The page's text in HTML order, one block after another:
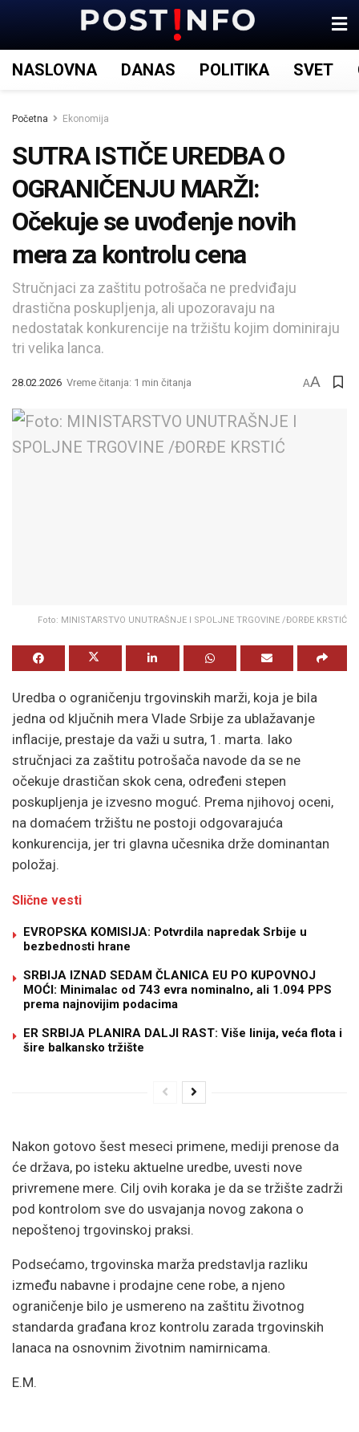
NASLOVNA DANAS POLITIKA SVET
Početna Ekonomija
SUTRA ISTIČE UREDBA O
OGRANIČENJU MARŽI:
Očekuje se uvođenje novih
mera za kontrolu cena
Stručnjaci za zaštitu potrošača ne predviđaju
drastična poskupljenja, ali upozoravaju na
nedostatak konkurencije na tržištu kojim dominiraju
tri velika lanca.
28.02.2026 Vreme čitanja: 1 min čitanja AA
Foto: MINISTARSTVO UNUTRAŠNJE I SPOLJNE TRGOVINE /ĐORĐE KRSTIĆ
Uredba o ograničenju trgovinskih marži, koja je bila
jedna od ključnih mera Vlade Srbije za ublažavanje
inflacije, prestaje da važi u sutra, 1. marta. Iako
stručnjaci za zaštitu potrošača navode da se ne
očekuje drastičan skok cena, određeni stepen
poskupljenja je izvesno moguć. Prema njihovoj oceni,
na domaćem tržištu ne postoji odgovarajuća
konkurencija, jer tri glavna učesnika drže dominantan
položaj.
Slične vesti
EVROPSKA KOMISIJA: Potvrdila napredak Srbije u
bezbednosti hrane
SRBIJA IZNAD SEDAM ČLANICA EU PO KUPOVNOJ
MOĆI: Minimalac od 743 evra nominalno, ali 1.094 PPS
prema najnovijim podacima
ER SRBIJA PLANIRA DALJI RAST: Više linija, veća flota i
šire balkansko tržište
Nakon gotovo šest meseci primene, mediji prenose da
će država, po isteku aktuelne uredbe, uvesti nove
privremene mere. Cilj ovih koraka je da se tržište zadrži
pod kontrolom sve do usvajanja novog zakona o
nepoštenoj trgovinskoj praksi.
Podsećamo, trgovinska marža predstavlja razliku
između nabavne i prodajne cene robe, a njeno
ograničenje bilo je usmereno na zaštitu životnog
standarda građana kroz kontrolu zarada trgovinskih
lanaca na osnovnim životnim namirnicama.
E.M.